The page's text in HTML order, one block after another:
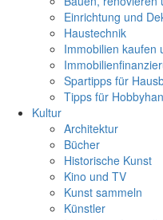
Einrichtung und
Haustechnik
Immobilien kaufen
Spartipps für
Tipps für
Kultur
Architektur
Bücher
Historische Kunst
Kino und TV
Kunst sammeln
Künstler